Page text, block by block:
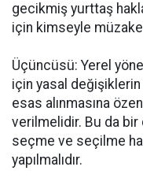
gecikmiş yurttaş
için kimseyle
Üçüncüsü: Yerel
için yasal
esas alınmasına
verilmelidir. Bu da bir
seçme ve seçilme
yapılmalıdır.